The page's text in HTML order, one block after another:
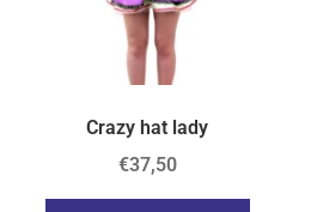
Crazy hat lady
€37,50